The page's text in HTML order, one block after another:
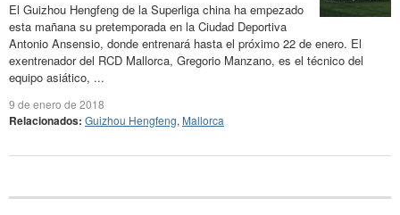
El Guizhou Hengfeng de la Superliga china ha empezado
esta mañana su pretemporada en la Ciudad Deportiva
Antonio Ansensio, donde entrenará hasta el próximo 22 de enero. El
exentrenador del RCD Mallorca, Gregorio Manzano, es el técnico del
equipo asiático, ...
9 de enero de 2018
Relacionados: Guizhou Hengfeng, Mallorca